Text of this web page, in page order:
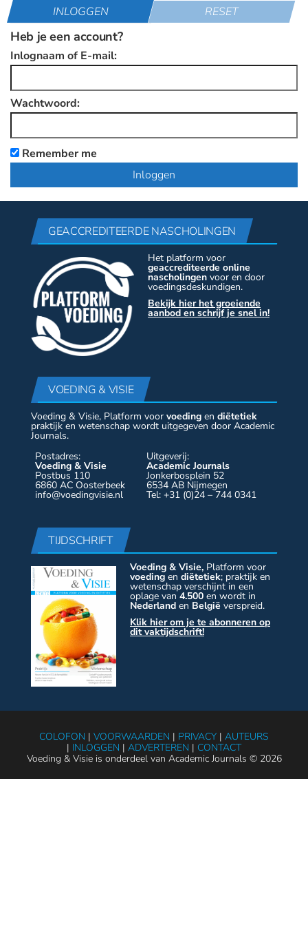
INLOGGEN RESET
Heb je een account?
Inlognaam of E-mail:
Wachtwoord:
Remember me
GEACCREDITEERDE NASCHOLINGEN
Het platform voor
geaccrediteerde online
nascholingen voor en door
voedingsdeskundigen.
Bekijk hier het groeiende
aanbod en schrijf je snel in!
VOEDING & VISIE
Voeding & Visie, Platform voor voeding en diëtetiek
praktijk en wetenschap wordt uitgegeven door Academic
Journals.
Postadres:
Voeding & Visie
Postbus 110
6860 AC Oosterbeek
info@voedingvisie.nl
Uitgeverij:
Academic Journals
Jonkerbosplein 52
6534 AB Nijmegen
Tel: +31 (0)24 – 744 0341
TIJDSCHRIFT
Voeding & Visie, Platform voor
voeding en diëtetiek; praktijk en
wetenschap verschijnt in een
oplage van4.500 en wordt in
Nederland en België verspreid.
Klik hier om je te abonneren op
dit vaktijdschrift!
COLOFON | VOORWAARDEN | PRIVACY | AUTEURS
| INLOGGEN | ADVERTEREN | CONTACT
Voeding & Visie is onderdeel van Academic Journals © 2026